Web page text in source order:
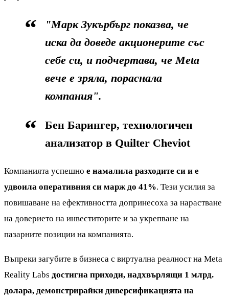
"Марк Зукърбърг показва, че
иска да доведе акционерите със
себе си, и подчертава, че Meta
вече е зряла, пораснала
компания".
Бен Барингер, технологичен
анализатор в Quilter Cheviot
Компанията успешно е намалила разходите си и е
удвоила оперативния си марж до 41%. Тези усилия за
повишаване на ефективността допринесоха за нарастване
на доверието на инвеститорите и за укрепване на
пазарните позиции на компанията.
Въпреки загубите в бизнеса с виртуална реалност на Meta
Reality Labs достигна приходи, надхвърлящи 1 млрд.
долара, демонстрирайки диверсификацията на